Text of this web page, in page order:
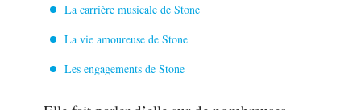
La carrière musicale de Stone
La vie amoureuse de Stone
Les engagements de Stone